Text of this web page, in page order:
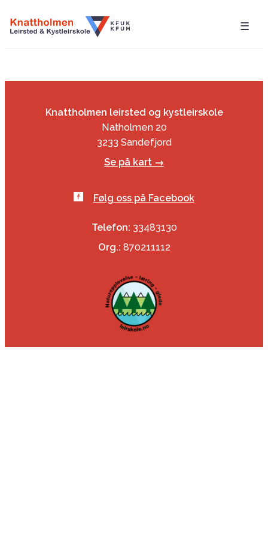
☰
Knattholmen leirsted og kystleirskole
Natholmen 20
3233 Sandefjord
Se på kart →
Følg oss på Facebook
Telefon: 33483130
Org.: 870211112